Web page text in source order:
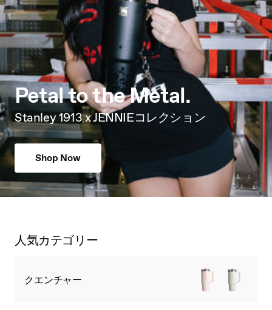
Petal to the Metal.
Stanley 1913 x JENNIEコレクション
Shop Now
人気カテゴリー
クエンチャー